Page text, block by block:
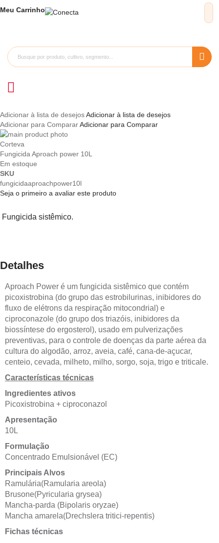
Meu Carrinho
Adicionar à lista de desejosAdicionar à lista de desejos
Adicionar para CompararAdicionar para Comparar
Pular
para
o
final
da
Galeria
de
Saltar
para
o
início
da
Galeria
imagens
Corteva
Fungicida Aproach power 10L
Em estoque
SKU
fungicidaaproachpower10l
Seja o primeiro a avaliar este produto
Fungicida sistêmico.
Detalhes
Aproach Power é um fungicida sistêmico que contém
picoxistrobina (do grupo das estrobilurinas, inibidores do
fluxo de elétrons da respiração mitocondrial) e
ciproconazole (do grupo dos triazóis, inibidores da
biossíntese do ergosterol), usado em pulverizações
preventivas, para o controle de doenças da parte aérea da
cultura do algodão, arroz, aveia, café, cana-de-açucar,
centeio, cevada, milheto, milho, sorgo, soja, trigo e triticale.
Características técnicas
Ingredientes ativos
Picoxistrobina + ciproconazol
Apresentação
10L
Formulação
Concentrado Emulsionável (EC)
Principais Alvos
Ramulária(Ramularia areola)
Brusone(Pyricularia grysea)
Mancha-parda (Bipolaris oryzae)
Mancha amarela(Drechslera tritici-repentis)
Fichas técnicas